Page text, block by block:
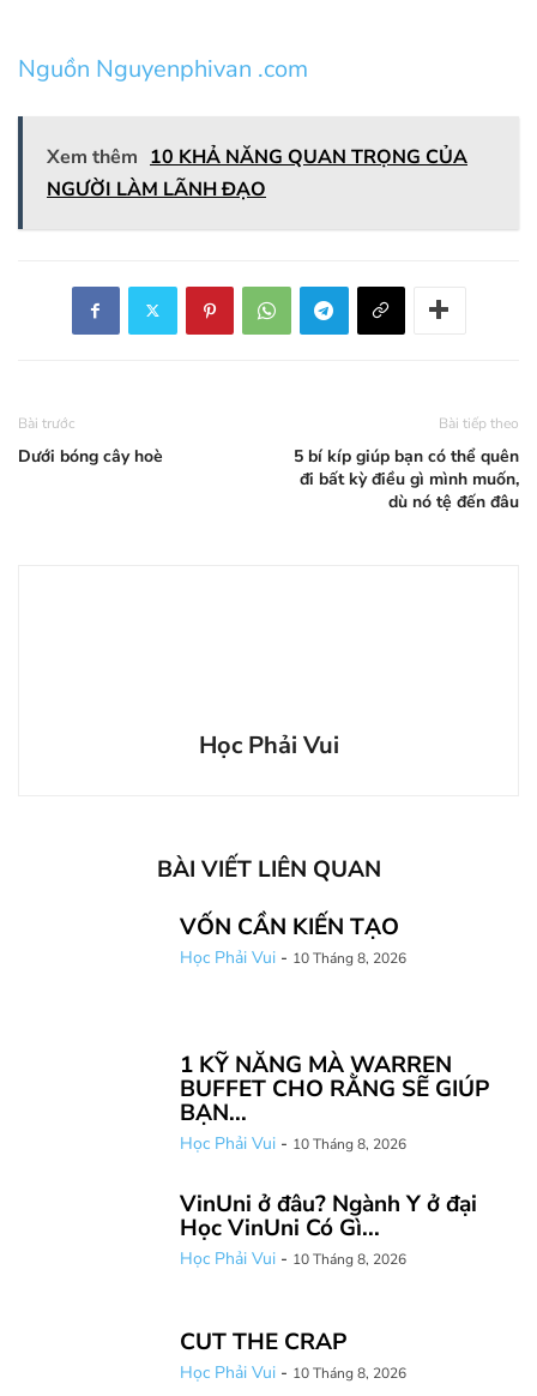
Nguồn Nguyenphivan .com
Xem thêm 10 KHẢ NĂNG QUAN TRỌNG CỦA
NGƯỜI LÀM LÃNH ĐẠO
Bài trước
Dưới bóng cây hoè
Bài tiếp theo
5 bí kíp giúp bạn có thể quên
đi bất kỳ điều gì mình muốn,
dù nó tệ đến đâu
Học Phải Vui
BÀI VIẾT LIÊN QUAN
VỐN CẦN KIẾN TẠO
Học Phải Vui - 10 Tháng 8, 2026
1 KỸ NĂNG MÀ WARREN
BUFFET CHO RẰNG SẼ GIÚP
BẠN...
Học Phải Vui - 10 Tháng 8, 2026
VinUni ở đâu? Ngành Y ở đại
Học VinUni Có Gì...
Học Phải Vui - 10 Tháng 8, 2026
CUT THE CRAP
Học Phải Vui - 10 Tháng 8, 2026